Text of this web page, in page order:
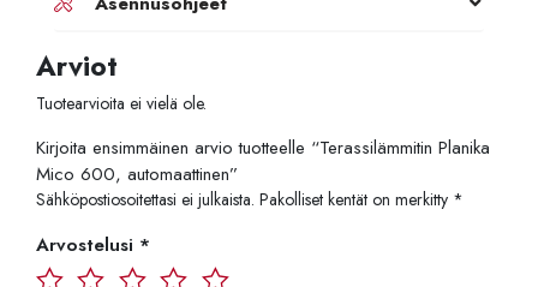
Arviot
Tuotearvioita ei vielä ole.
Kirjoita ensimmäinen arvio tuotteelle “Terassilämmitin Planika
Mico 600, automaattinen”
Sähköpostiosoitettasi ei julkaista. Pakolliset kentät on merkitty *
Arvostelusi *